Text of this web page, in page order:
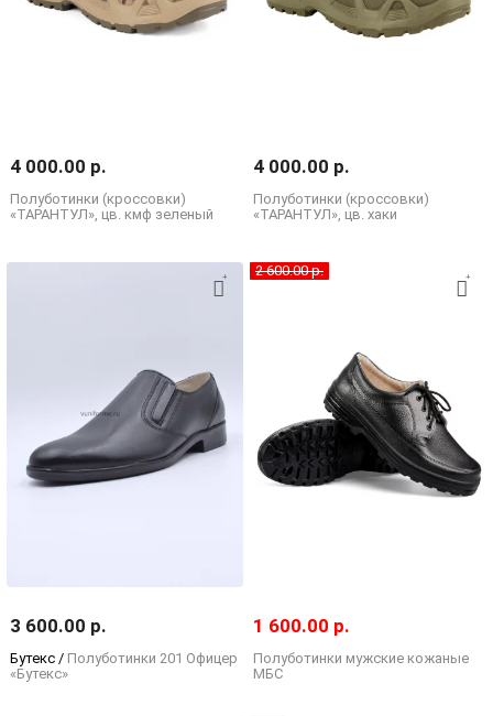
Полуботинки (кроссовки)
«ТАРАНТУЛ», цв. кмф зеленый
4 000.00 р.
Полуботинки (кроссовки)
«ТАРАНТУЛ», цв. хаки
4 000.00 р.
Бутекс / Полуботинки 201 Офицер
«Бутекс»
3 600.00 р.
2 600.00 р.
Полуботинки мужские кожаные
МБС
1 600.00 р.